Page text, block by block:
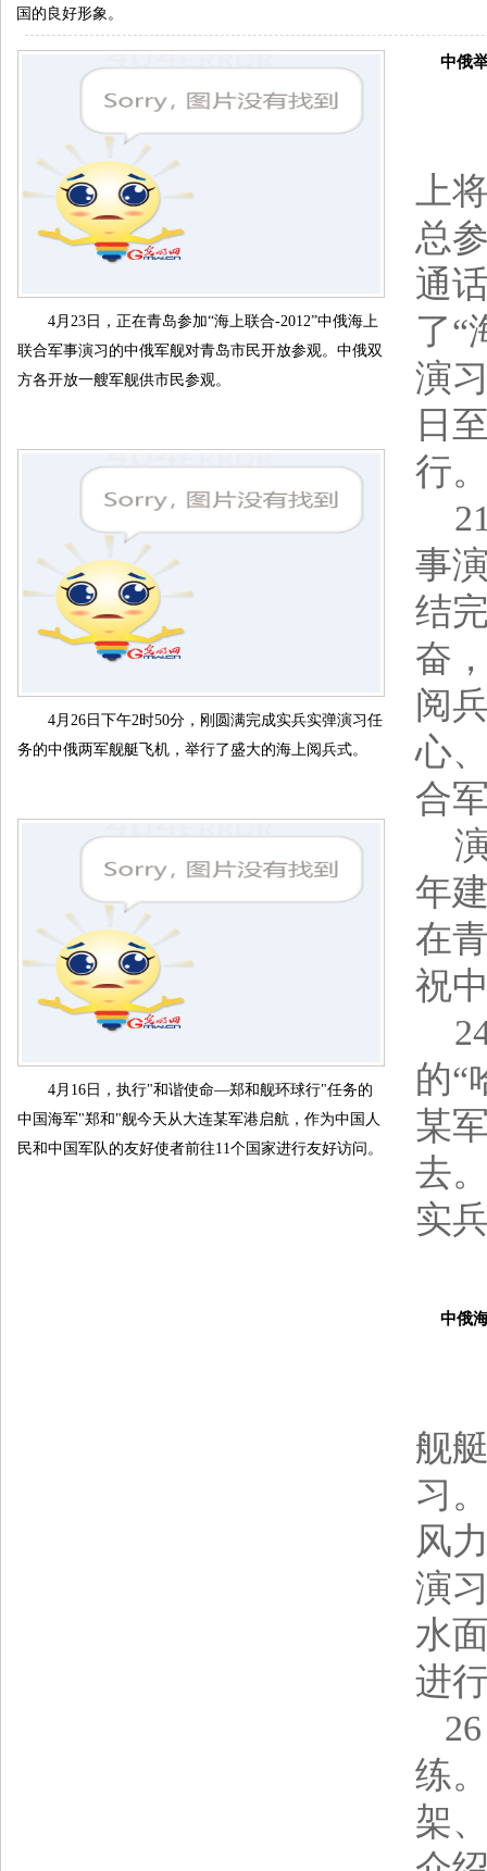
国的良好形象。
4月23日，正在青岛参加“海上联合-2012”中俄海上
联合军事演习的中俄军舰对青岛市民开放参观。中俄双
方各开放一艘军舰供市民参观。
4月26日下午2时50分，刚圆满完成实兵实弹演习任
务的中俄两军舰艇飞机，举行了盛大的海上阅兵式。
4月16日，执行"和谐使命—郑和舰环球行"任务的
中国海军"郑和"舰今天从大连某军港启航，作为中国人
民和中国军队的友好使者前往11个国家进行友好访问。
中俄举
上
总
通
了“
演
日
行
21
事
结
奋
阅
心
合
演
年
在
祝
24
的“
某
去
实
中俄海
舰
习
风
演
水
进
26
练
架